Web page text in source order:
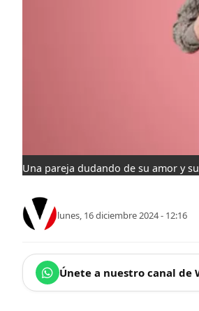
Una pareja dudando de su amor y
lunes, 16 diciembre 2024 - 12:16
Únete a nuestro canal de